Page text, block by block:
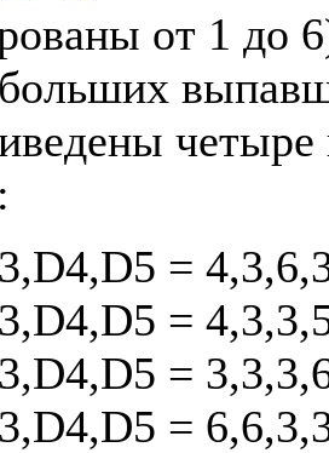
от 1 до
четыре
=
=
=
=